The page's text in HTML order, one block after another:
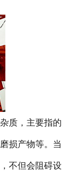
质，主要指的
损产物等。当
不但会阻碍设